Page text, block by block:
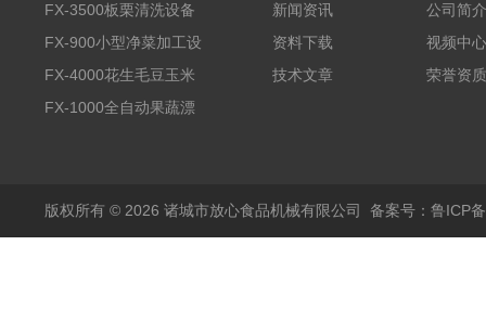
FX-3500板栗清洗设备
全自动气泡清洗机
FX-900小型净菜加工设
备野菜清洗机
FX-4000花生毛豆玉米
蒸煮漂烫机
FX-1000全自动果蔬漂
新闻资讯
资料下载
技术文章
公司简介
视频中心
荣誉资质
版权所有 © 2026 诸城市放心食品机械有限公司 备案号：鲁ICP